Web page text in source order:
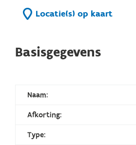
Locatie(s) op kaart
Basisgegevens
Naam:
Afkorting:
Type: